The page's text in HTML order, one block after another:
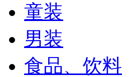
童装
男装
食品、饮料